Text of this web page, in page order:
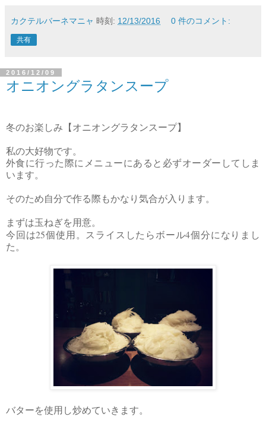
カクテルバーネマニャ 時刻: 12/13/2016 0 件のコメント:
共有
2016/12/09
オニオングラタンスープ
冬のお楽しみ【オニオングラタンスープ】
私の大好物です。
外食に行った際にメニューにあると必ずオーダーしてしま
います。
そのため自分で作る際もかなり気合が入ります。
まずは玉ねぎを用意。
今回は25個使用。スライスしたらボール4個分になりまし
た。
バターを使用し炒めていきます。